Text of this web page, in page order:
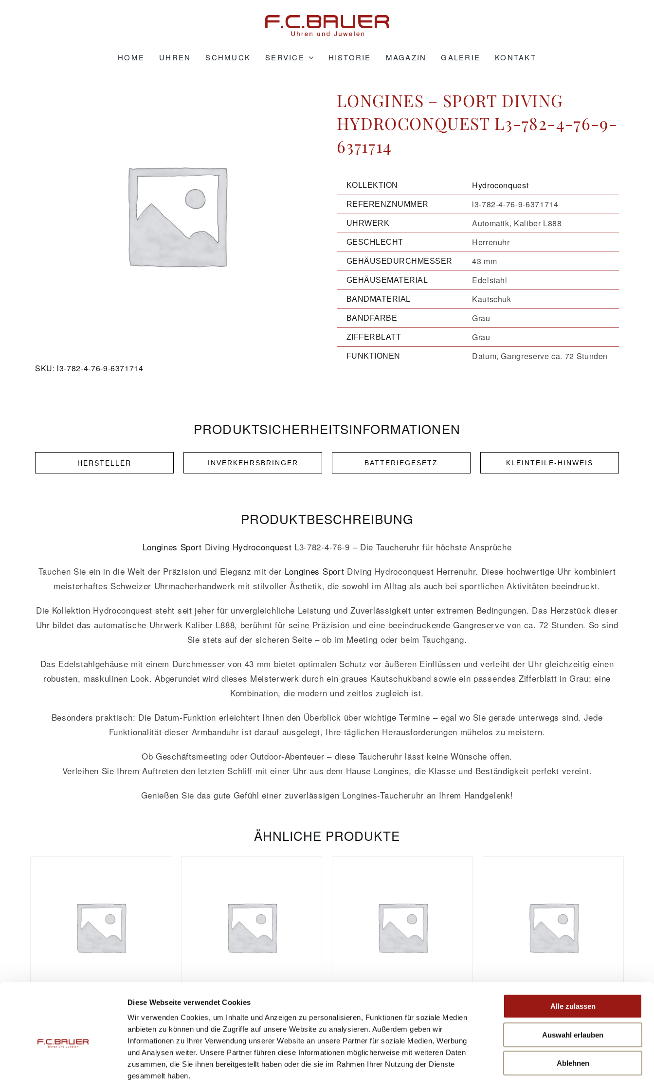
Diese Webseite verwendet Cookies
Wir verwenden Cookies, um Inhalte und Anzeigen zu personalisieren, Funktionen für soziale Medien
anbieten zu können und die Zugriffe auf unsere Website zu analysieren. Außerdem geben wir
Informationen zu Ihrer Verwendung unserer Website an unsere Partner für soziale Medien, Werbung
und Analysen weiter. Unsere Partner führen diese Informationen möglicherweise mit weiteren Daten
zusammen, die Sie ihnen bereitgestellt haben oder die sie im Rahmen Ihrer Nutzung der Dienste
gesammelt haben.
Alle zulassen
Auswahl erlauben
Ablehnen
HOME UHREN SCHMUCK SERVICE HISTORIE MAGAZIN GALERIE KONTAKT
SKU: l3-782-4-76-9-6371714
LONGINES – SPORT DIVING
HYDROCONQUEST L3-782-4-76-9-
6371714
KOLLEKTION Hydroconquest
REFERENZNUMMER l3-782-4-76-9-6371714
UHRWERK Automatik, Kaliber L888
GESCHLECHT Herrenuhr
GEHÄUSEDURCHMESSER 43 mm
GEHÄUSEMATERIAL Edelstahl
BANDMATERIAL Kautschuk
BANDFARBE Grau
ZIFFERBLATT Grau
FUNKTIONEN Datum, Gangreserve ca. 72 Stunden
PRODUKT­­SICHERHEITS­INFORMATIONEN
HERSTELLER INVERKEHRSBRINGER BATTERIEGESETZ KLEINTEILE-HINWEIS
PRODUKT­­BESCHREIBUNG
Longines Sport Diving Hydroconquest L3-782-4-76-9 – Die Taucheruhr für höchste Ansprüche
Tauchen Sie ein in die Welt der Präzision und Eleganz mit der Longines Sport Diving Hydroconquest Herrenuhr. Diese hochwertige Uhr kombiniert
meisterhaftes Schweizer Uhrmacherhandwerk mit stilvoller Ästhetik, die sowohl im Alltag als auch bei sportlichen Aktivitäten beeindruckt.
Die Kollektion Hydroconquest steht seit jeher für unvergleichliche Leistung und Zuverlässigkeit unter extremen Bedingungen. Das Herzstück dieser
Uhr bildet das automatische Uhrwerk Kaliber L888, berühmt für seine Präzision und eine beeindruckende Gangreserve von ca. 72 Stunden. So sind
Sie stets auf der sicheren Seite – ob im Meeting oder beim Tauchgang.
Das Edelstahlgehäuse mit einem Durchmesser von 43 mm bietet optimalen Schutz vor äußeren Einflüssen und verleiht der Uhr gleichzeitig einen
robusten, maskulinen Look. Abgerundet wird dieses Meisterwerk durch ein graues Kautschukband sowie ein passendes Zifferblatt in Grau; eine
Kombination, die modern und zeitlos zugleich ist.
Besonders praktisch: Die Datum-Funktion erleichtert Ihnen den Überblick über wichtige Termine – egal wo Sie gerade unterwegs sind. Jede
Funktionalität dieser Armbanduhr ist darauf ausgelegt, Ihre täglichen Herausforderungen mühelos zu meistern.
Ob Geschäftsmeeting oder Outdoor-Abenteuer – diese Taucheruhr lässt keine Wünsche offen.
Verleihen Sie Ihrem Auftreten den letzten Schliff mit einer Uhr aus dem Hause Longines, die Klasse und Beständigkeit perfekt vereint.
Genießen Sie das gute Gefühl einer zuverlässigen Longines-Taucheruhr an Ihrem Handgelenk!
ÄHNLICHE PRODUKTE
F.C. Bauer Uhren & Juwelen GmbH
Peter-Auzinger-Straße 11
Öffnungszeiten:
Mo. – Fr.10:00 – 13:00 Uhr
Mo. – Fr.14:00 – 18:30 Uhr
10:00 – 13:30 Uhr
Datenschutz
Impressum
Social Media Auftritte